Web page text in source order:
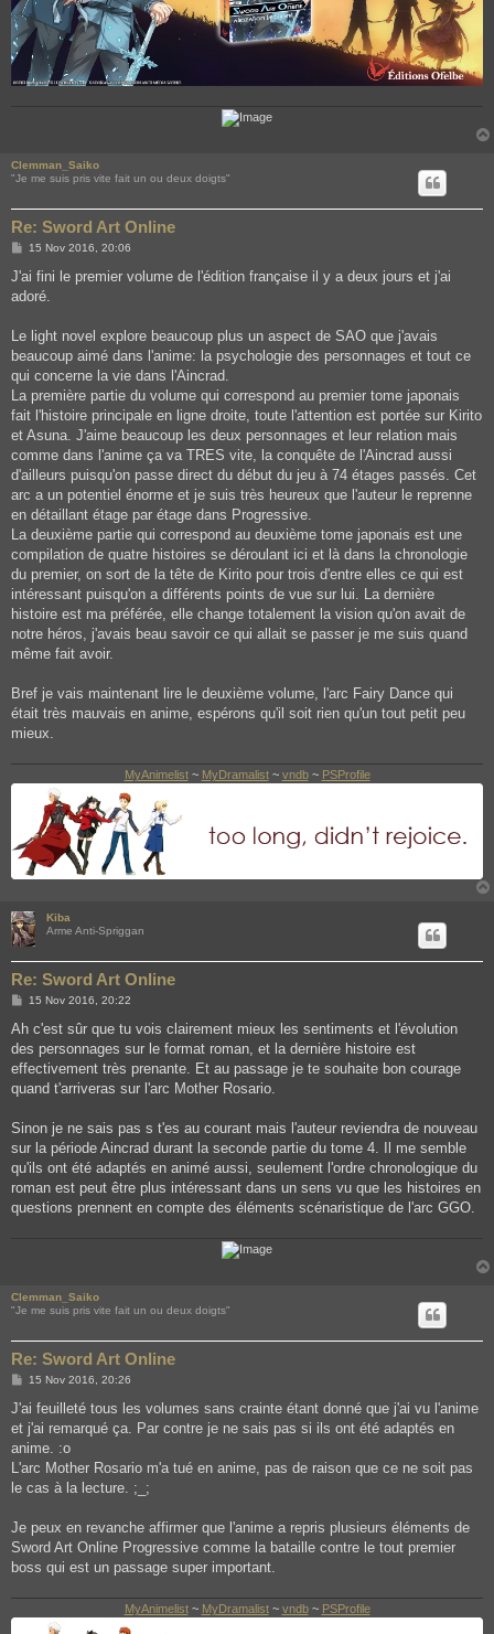
Clemman_Saiko
"Je me suis pris vite fait un ou deux doigts"
Re: Sword Art Online
P
s
15 Nov 2016, 20:06
J'ai fini le premier volume de l'édition française il y a deux jours et j'ai
adoré.
Le light novel explore beaucoup plus un aspect de SAO que j'avais
beaucoup aimé dans l'anime: la psychologie des personnages et tout ce
qui concerne la vie dans l'Aincrad.
La première partie du volume qui correspond au premier tome japonais
fait l'histoire principale en ligne droite, toute l'attention est portée sur Kirito
et Asuna. J'aime beaucoup les deux personnages et leur relation mais
comme dans l'anime ça va TRES vite, la conquête de l'Aincrad aussi
d'ailleurs puisqu'on passe direct du début du jeu à 74 étages passés. Cet
arc a un potentiel énorme et je suis très heureux que l'auteur le reprenne
en détaillant étage par étage dans Progressive.
La deuxième partie qui correspond au deuxième tome japonais est une
compilation de quatre histoires se déroulant ici et là dans la chronologie
du premier, on sort de la tête de Kirito pour trois d'entre elles ce qui est
intéressant puisqu'on a différents points de vue sur lui. La dernière
histoire est ma préférée, elle change totalement la vision qu'on avait de
notre héros, j'avais beau savoir ce qui allait se passer je me suis quand
même fait avoir.
Bref je vais maintenant lire le deuxième volume, l'arc Fairy Dance qui
était très mauvais en anime, espérons qu'il soit rien qu'un tout petit peu
mieux.
MyAnimelist~ MyDramalist~ vndb~ PSProfile
Kiba
Arme Anti-Spriggan
Re: Sword Art Online
P
s
15 Nov 2016, 20:22
Ah c'est sûr que tu vois clairement mieux les sentiments et l'évolution
des personnages sur le format roman, et la dernière histoire est
effectivement très prenante. Et au passage je te souhaite bon courage
quand t'arriveras sur l'arc Mother Rosario.
Sinon je ne sais pas s t'es au courant mais l'auteur reviendra de nouveau
sur la période Aincrad durant la seconde partie du tome 4. Il me semble
qu'ils ont été adaptés en animé aussi, seulement l'ordre chronologique du
roman est peut être plus intéressant dans un sens vu que les histoires en
questions prennent en compte des éléments scénaristique de l'arc GGO.
Clemman_Saiko
"Je me suis pris vite fait un ou deux doigts"
Re: Sword Art Online
P
s
15 Nov 2016, 20:26
J'ai feuilleté tous les volumes sans crainte étant donné que j'ai vu l'anime
et j'ai remarqué ça. Par contre je ne sais pas si ils ont été adaptés en
anime. :o
L'arc Mother Rosario m'a tué en anime, pas de raison que ce ne soit pas
le cas à la lecture. ;_;
Je peux en revanche affirmer que l'anime a repris plusieurs éléments de
Sword Art Online Progressive comme la bataille contre le tout premier
boss qui est un passage super important.
MyAnimelist~ MyDramalist~ vndb~ PSProfile